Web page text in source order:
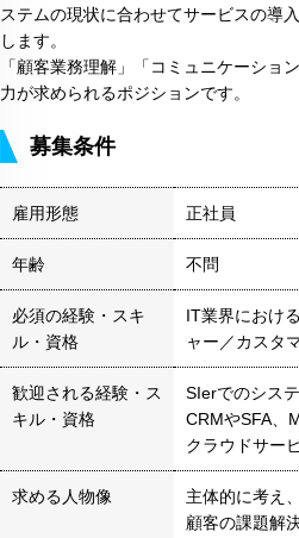
ステムの現状に合わせてサービスの導
します。
「顧客業務理解」「コミュニケーシ
力が求められるポジションです。
募集条件
雇用形態 正社員
年齢 不問
必須の経験・スキ
ル・資格
IT業界におけ
ャー／カスタ
歓迎される経験・ス
キル・資格
SIerでのシス
CRMやSFA、
クラウドサー
求める人物像
主体的に考え
顧客の課題解